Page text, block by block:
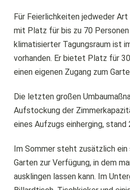
Für Feierlichkeiten jedweder
mit Platz für bis zu 70 Personen
klimatisierter Tagungsraum ist
vorhanden. Er bietet Platz für
einen eigenen Zugang zum
Die letzten großen
Aufstockung der
eines Aufzugs einherging, stand
Im Sommer steht zusätzlich
Garten zur Verfügung, in dem
ausklingen lassen kann. Im